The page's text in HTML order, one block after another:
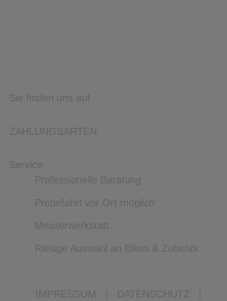
Sie finden uns auf
ZAHLUNGSARTEN
Service
Professionelle Beratung
Probefahrt vor Ort möglich
Meisterwerkstatt
Riesige Auswahl an Bikes & Zubehör
IMPRESSUM DATENSCHUTZ